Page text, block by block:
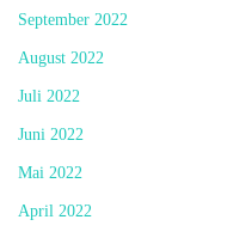
September 2022
August 2022
Juli 2022
Juni 2022
Mai 2022
April 2022